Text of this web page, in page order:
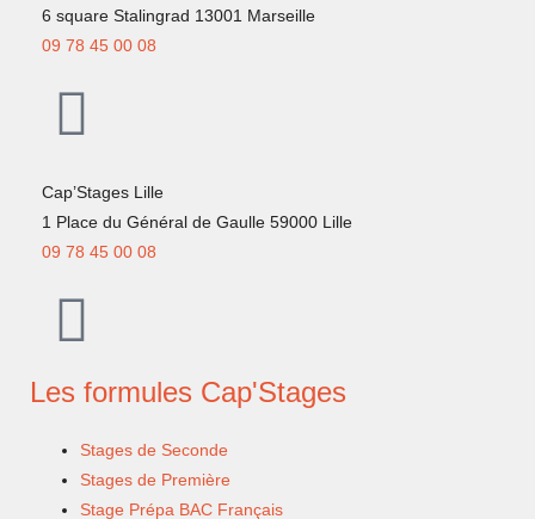
6 square Stalingrad 13001 Marseille
09 78 45 00 08
Cap’Stages Lille
1 Place du Général de Gaulle 59000 Lille
09 78 45 00 08
Les formules Cap'Stages
Stages de Seconde
Stages de Première
Stage Prépa BAC Français